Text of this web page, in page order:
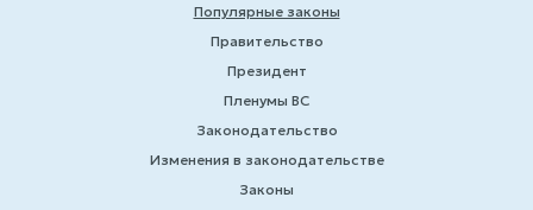
Популярные законы
Правительство
Президент
Пленумы ВС
Законодательство
Изменения в законодательстве
Законы